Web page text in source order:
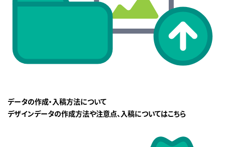
データの作成・入稿方法について
デザインデータの作成方法や注意点、入稿についてはこちら